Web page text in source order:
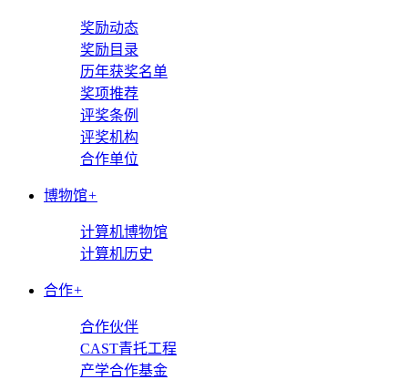
奖励动态
奖励目录
历年获奖名单
奖项推荐
评奖条例
评奖机构
合作单位
博物馆+
计算机博物馆
计算机历史
合作+
合作伙伴
CAST青托工程
产学合作基金